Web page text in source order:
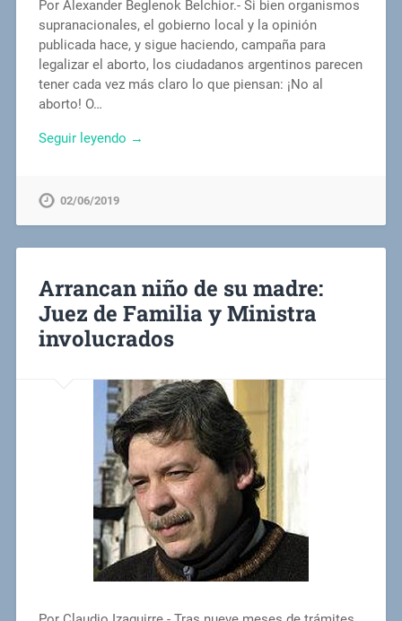
Por Alexander Beglenok Belchior.- Si bien organismos
supranacionales, el gobierno local y la opinión
publicada hace, y sigue haciendo, campaña para
legalizar el aborto, los ciudadanos argentinos parecen
tener cada vez más claro lo que piensan: ¡No al
aborto! O…
Seguir leyendo →
02/06/2019
Arrancan niño de su madre:
Juez de Familia y Ministra
involucrados